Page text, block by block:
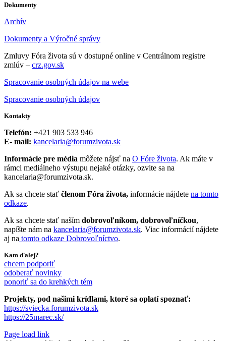
Dokumenty
Archív
Dokumenty a Výročné správy
Zmluvy Fóra života sú v dostupné online v Centrálnom registre
zmlúv – crz.gov.sk
Spracovanie osobných údajov na webe
Spracovanie osobných údajov
Kontakty
Telefón: +421 903 533 946
E- mail: kancelaria@forumzivota.sk
Informácie pre média môžete nájsť na O Fóre života. Ak máte v
rámci mediálneho výstupu nejaké otázky, ozvite sa na
kancelaria@forumzivota.sk.
Ak sa chcete stať členom Fóra života, informácie nájdete na tomto
odkaze.
Ak sa chcete stať naším dobrovoľníkom, dobrovoľníčkou,
napíšte nám na kancelaria@forumzivota.sk. Viac informácií nájdete
aj na tomto odkaze Dobrovoľníctvo.
Kam ďalej?
chcem podporiť
odoberať novinky
ponoriť sa do krehkých tém
Projekty, pod našimi krídlami, ktoré sa oplatí spoznať:
https://sviecka.forumzivota.sk
https://25marec.sk/
Page load link